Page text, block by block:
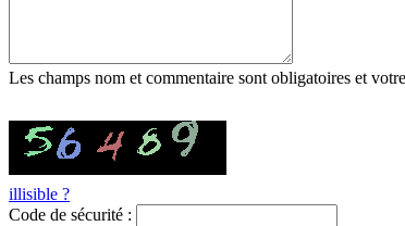
Les champs nom et commentaire sont obligatoires et
illisible ?
Code de sécurité :